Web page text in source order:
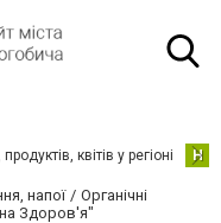
квітів у регіоні Н
напої
Органічні
Здоров'я"